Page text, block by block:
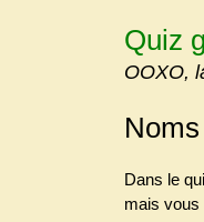
Quiz
OOXO,
Dans le
mais vous